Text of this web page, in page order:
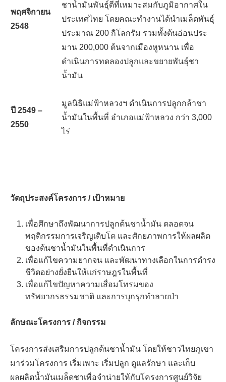
พฤศจิกายน
2548
ชาน้ำมันพันธุ์ดีที่เหมาะสมกับภูมิอากาศใน
ประเทศไทย โดยคณะทำงานได้นำเมล็ดพันธุ์
ประมาณ 200 กิโลกรัม รวมทั้งต้นอ่อนประ
มาน 200,000 ต้นจากเมืองหูหนาน เพื่อ
ดำเนินการทดลองปลูกและขยายพันธุ์ชา
น้ำมัน
ปี 2549 –
2550
มูลนิธิแม่ฟ้าหลวงฯ ดำเนินการปลูกกล้าชา
น้ำมันในพื้นที่ อำเภอแม่ฟ้าหลวง กว่า 3,000
ไร่
วัตถุประสงค์โครงการ / เป้าหมาย
เพื่อศึกษาถึงพัฒนาการปลูกต้นชาน้ำมัน ตลอดจน
พฤติกรรมการเจริญเติบโต และศักยภาพการให้ผลผลิต
ของต้นชาน้ำมันในพื้นที่ดำเนินการ
เพื่อแก้ไขความยากจน และพัฒนาทางเลือกในการดำรง
ชีวิตอย่างยั่งยืนให้แก่ราษฎรในพื้นที่
เพื่อแก้ไขปัญหาความเสื่อมโทรมของ
ทรัพยากรธรรมชาติ และการบุกรุกทำลายป่า
ลักษณะโครงการ / กิจกรรม
โครงการส่งเสริมการปลูกต้นชาน้ำมัน โดยให้ชาวไทยภูเขา
มาร่วมโครงการ เริ่มเพาะ เริ่มปลูก ดูแลรักษา และเก็บ
ผลผลิตน้ำมันเมล็ดชาเพื่อจำน่ายให้กับโครงการศูนย์วิจัย